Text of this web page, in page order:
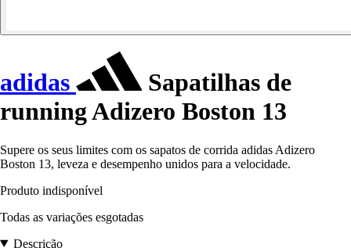
adidas
Sapatilhas de
running Adizero Boston 13
Supere os seus limites com os sapatos de corrida adidas Adizero
Boston 13, leveza e desempenho unidos para a velocidade.
Produto indisponível
Todas as variações esgotadas
Descrição